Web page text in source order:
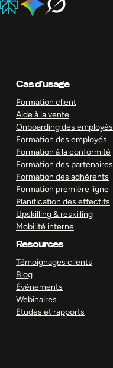
Cas d’usage
Formation client
Aide à la vente
Onboarding des employés
Formation des employés
Formation à la conformité
Formation des partenaires
Formation des adhérents
Formation première ligne
Planification des effectifs
Upskilling & reskilling
Mobilité interne
Resources
Témoignages clients
Blog
Événements
Webinaires
Études et rapports